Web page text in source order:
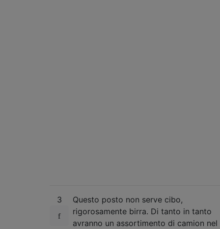
3
Questo posto non serve cibo,
rigorosamente birra. Di tanto in tanto
avranno un assortimento di camion nel